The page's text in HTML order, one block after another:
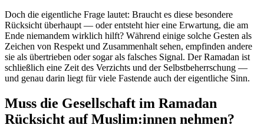
Doch die eigentliche Frage lautet: Braucht es diese besondere
Rücksicht überhaupt — oder entsteht hier eine Erwartung, die am
Ende niemandem wirklich hilft? Während einige solche Gesten als
Zeichen von Respekt und Zusammenhalt sehen, empfinden andere
sie als übertrieben oder sogar als falsches Signal. Der Ramadan ist
schließlich eine Zeit des Verzichts und der Selbstbeherrschung —
und genau darin liegt für viele Fastende auch der eigentliche Sinn.
Muss die Gesellschaft im Ramadan
Rücksicht auf Muslim:innen nehmen?